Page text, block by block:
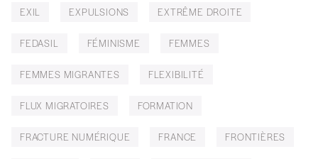
EXIL EXPULSIONS EXTRÊME DROITE
FEDASIL FÉMINISME FEMMES
FEMMES MIGRANTES FLEXIBILITÉ
FLUX MIGRATOIRES FORMATION
FRACTURE NUMÉRIQUE FRANCE FRONTIÈRES